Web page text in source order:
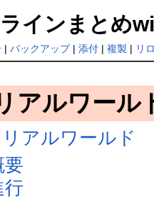
インまとめ
| バックアップ| 添付| 複製 | リ
アルワール
アルワールド
要
行